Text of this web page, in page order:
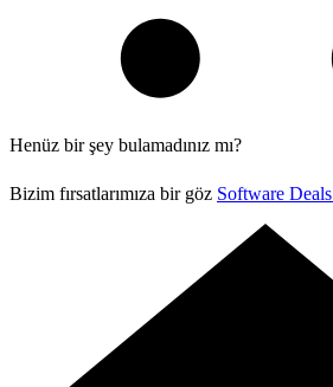
Henüz bir şey bulamadınız mı?
Bizim fırsatlarımıza bir göz Software Deals